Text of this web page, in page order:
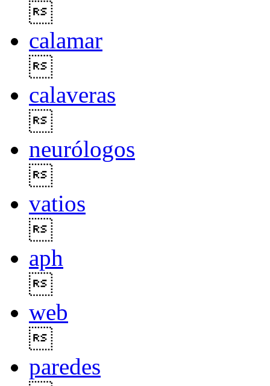
calamar
calaveras
neurólogos
vatios
aph
web
paredes